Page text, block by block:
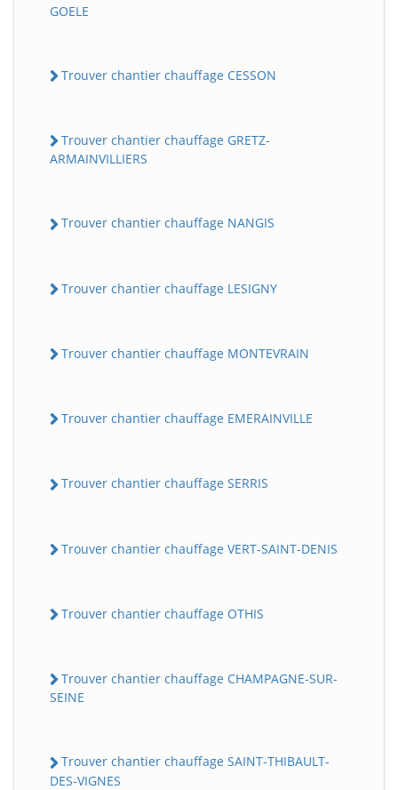
GOELE
Trouver chantier chauffage CESSON
Trouver chantier chauffage GRETZ-
ARMAINVILLIERS
Trouver chantier chauffage NANGIS
Trouver chantier chauffage LESIGNY
Trouver chantier chauffage MONTEVRAIN
Trouver chantier chauffage EMERAINVILLE
Trouver chantier chauffage SERRIS
Trouver chantier chauffage VERT-SAINT-DENIS
Trouver chantier chauffage OTHIS
Trouver chantier chauffage CHAMPAGNE-SUR-
SEINE
Trouver chantier chauffage SAINT-THIBAULT-
DES-VIGNES